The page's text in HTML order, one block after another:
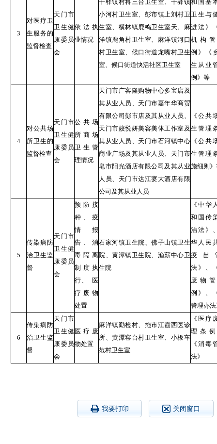
3
对医疗卫
生服务的
监督检查
天门市
卫生健
康委员
会
依法执
业情况
干驿镇村将三台卫生室、干驿镇
小河村卫生室、彭市镇上刘村卫
生室、横林镇鹿鸣卫生室天、麻
洋镇鹿角村卫生室、麻洋镇河口
村卫生室、候口街道龙嘴村卫生
室、候口街道快活社区卫生室
和国基
卫生与
进法》
机构
例》《
生从业
例》等
4
对公共场
所卫生的
监督检查
天门市
卫生健
康委员
会
公共场
所商场
卫生管
理情况
天门市广客隆购物中心多宝店及
其从业人员、天门市嘉年华商贸
有限公司彭市店及其从业人员、
天门市姣悦妍美容美体工作室及
其从业人员、天门市石河镇中心
商业广场及其从业人员、天门市
皂市阳光酒店有限公司及其从业
人员、天门市达江宴大酒店有限
公司及其从业人员
《公共
生管理
《公共
生管理
施细则
5
传染病防
治卫生监
督
天门市
卫生健
康委员
会
预防接
种、疫
情报
告、消
毒隔离
制度执
行、 医
疗废物
处置
石家河镇卫生院、佛子山镇卫生
院、黄潭镇卫生院、渔薪中心卫
生院
《中华
和国传
治法》
华人民
疫苗
法》、
废物
例》、
管理办
6
传染病防
治卫生监
督
天门市
卫生健
康委员
会
医疗废
物处置
麻洋镇勤检村、拖市江霞西医诊
所、黄潭窑台村卫生室、小板车
范村卫生室
《医疗
理条
《消毒
法》
我要打印 关闭窗口